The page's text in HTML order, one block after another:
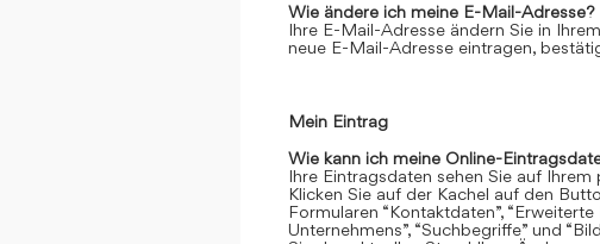
Wie ändere ich meine E-Mail-Adresse?
Ihre E-Mail-Adresse ändern Sie in
neue E-Mail-Adresse eintragen,
Mein Eintrag
Wie kann ich meine Online-
Ihre Eintragsdaten sehen Sie auf
Klicken Sie auf der Kachel auf den
Formularen “Kontaktdaten”,
Unternehmens”, “Suchbegriffe” und